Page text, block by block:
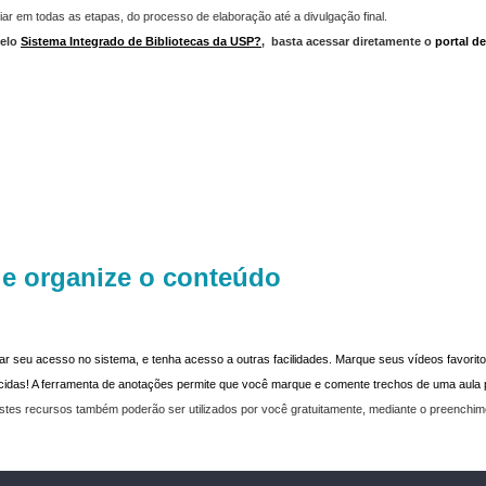
em todas as etapas, do processo de elaboração até a divulgação final.
Sistema Integrado de Bibliotecas da USP?, basta acessar diretamente o portal
organize o conteúdo
seu acesso no sistema, e tenha acesso a outras facilidades. Marque seus vídeos
A ferramenta de anotações permite que você marque e comente trechos de uma
recursos também poderão ser utilizados por você gratuitamente, mediante o